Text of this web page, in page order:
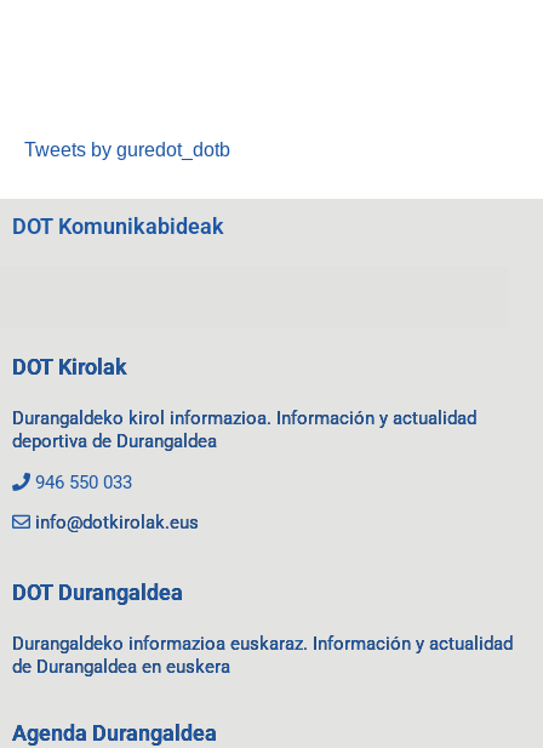
Tweets by guredot_dotb
DOT Komunikabideak
DOT Kirolak
Durangaldeko kirol informazioa. Información y actualidad
deportiva de Durangaldea
946 550 033
info@dotkirolak.eus
DOT Durangaldea
Durangaldeko informazioa euskaraz. Información y actualidad
de Durangaldea en euskera
Agenda Durangaldea